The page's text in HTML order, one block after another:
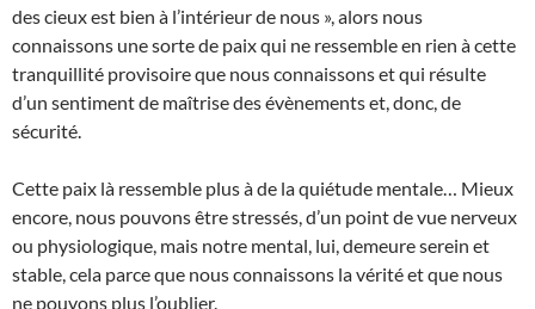
des cieux est bien à l’intérieur de nous », alors nous
connaissons une sorte de paix qui ne ressemble en rien à cette
tranquillité provisoire que nous connaissons et qui résulte
d’un sentiment de maîtrise des évènements et, donc, de
sécurité.
Cette paix là ressemble plus à de la quiétude mentale… Mieux
encore, nous pouvons être stressés, d’un point de vue nerveux
ou physiologique, mais notre mental, lui, demeure serein et
stable, cela parce que nous connaissons la vérité et que nous
ne pouvons plus l’oublier.